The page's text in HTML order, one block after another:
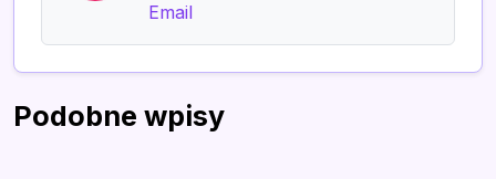
Email
Podobne wpisy